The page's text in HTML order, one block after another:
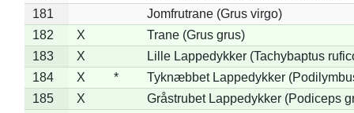
181
Jomfrutrane (Grus virgo)
182
X
Trane (Grus grus)
183
X
Lille Lappedykker (Tachybaptus
184
X *
Tyknæbbet Lappedykker
185
X
Gråstrubet Lappedykker (Podiceps